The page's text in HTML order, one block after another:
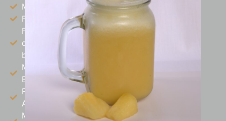
Mangue
Fraise
Fruits
des
bois
Mangue
Banane
Fraise
Ananas
Mangue